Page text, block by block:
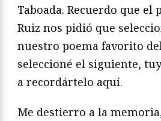
Taboada. Recuerdo que el
Ruiz nos pidió que
nuestro poema favorito
seleccioné el siguiente,
a recordártelo aquí.
Me destierro a la